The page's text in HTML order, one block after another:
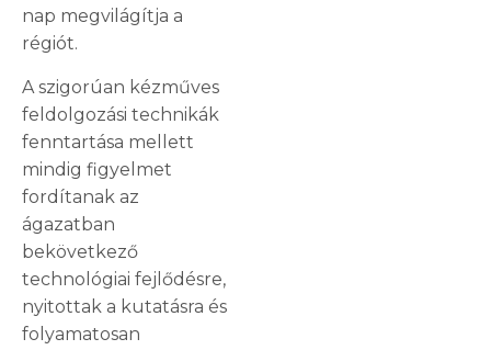
nap megvilágítja a
régiót.
A szigorúan kézműves
feldolgozási technikák
fenntartása mellett
mindig figyelmet
fordítanak az
ágazatban
bekövetkező
technológiai fejlődésre,
nyitottak a kutatásra és
folyamatosan